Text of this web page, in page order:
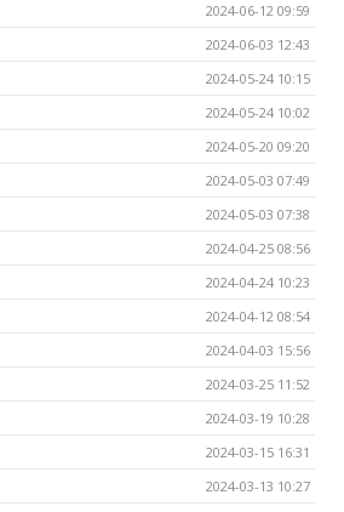
2024-06-12 09:59
2024-06-03 12:43
2024-05-24 10:15
2024-05-24 10:02
2024-05-20 09:20
2024-05-03 07:49
2024-05-03 07:38
2024-04-25 08:56
2024-04-24 10:23
2024-04-12 08:54
2024-04-03 15:56
2024-03-25 11:52
2024-03-19 10:28
2024-03-15 16:31
2024-03-13 10:27